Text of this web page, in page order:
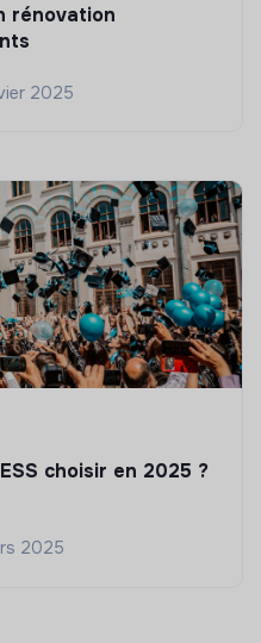
rénovation
2025
choisir en 2025 ?
2025